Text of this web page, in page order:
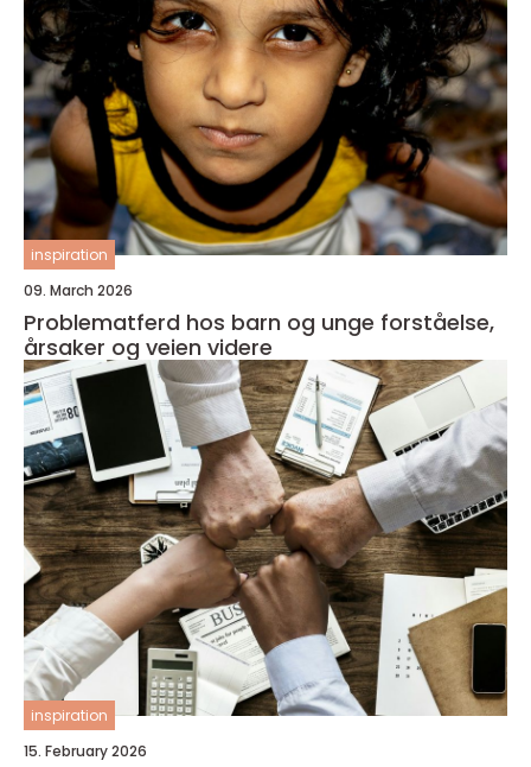
inspiration
09. March 2026
Problematferd hos barn og unge forståelse,
årsaker og veien videre
inspiration
15. February 2026